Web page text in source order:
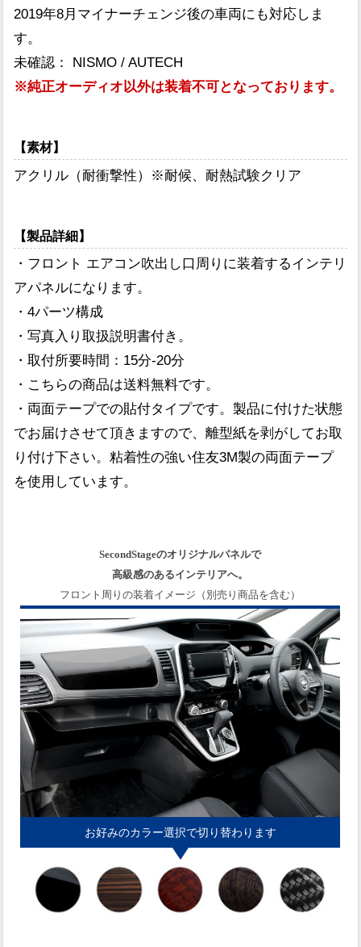
2019年8月マイナーチェンジ後の車両にも対応しま
す。
未確認： NISMO / AUTECH
※純正オーディオ以外は装着不可となっております。
【素材】
アクリル（耐衝撃性）※耐候、耐熱試験クリア
【製品詳細】
・フロント エアコン吹出し口周りに装着するインテリ
アパネルになります。
・4パーツ構成
・写真入り取扱説明書付き。
・取付所要時間：15分-20分
・こちらの商品は送料無料です。
・両面テープでの貼付タイプです。製品に付けた状態
でお届けさせて頂きますので、離型紙を剥がしてお取
り付け下さい。粘着性の強い住友3M製の両面テープ
を使用しています。